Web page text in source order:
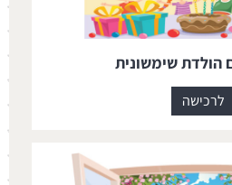
הולדת שימשונית
לרכישה